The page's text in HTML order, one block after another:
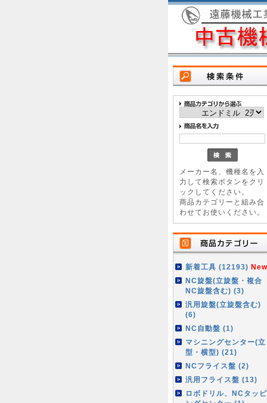
メーカー名、機種名を入
力して検索ボタンをクリ
ックしてください。
商品カテゴリーと組み合
わせてお使いください。
新着工具 (12193)
NC旋盤(立旋盤・複合
NC旋盤含む) (3)
汎用旋盤(立旋盤含む)
(6)
NC自動盤 (1)
マシニングセンター(立
型・横型) (21)
NCフライス盤 (2)
汎用フライス盤 (13)
ロボドリル、NCタッピ